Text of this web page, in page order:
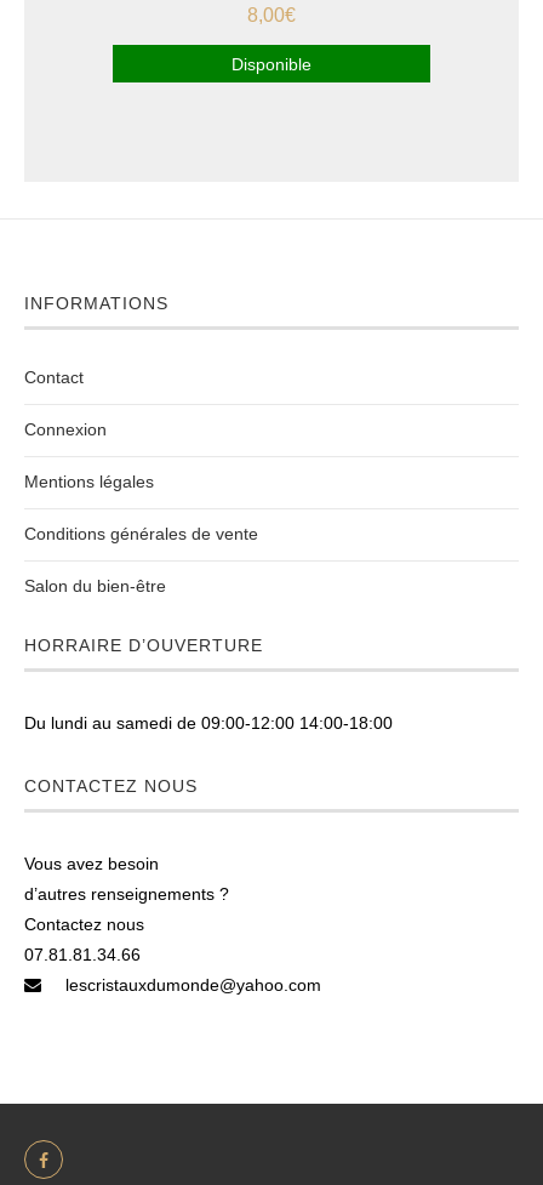
8,00€
Disponible
INFORMATIONS
Contact
Connexion
Mentions légales
Conditions générales de vente
Salon du bien-être
HORRAIRE D’OUVERTURE
Du lundi au samedi de 09:00-12:00 14:00-18:00
CONTACTEZ NOUS
Vous avez besoin
d’autres renseignements ?
Contactez nous
07.81.81.34.66
lescristauxdumonde@yahoo.com